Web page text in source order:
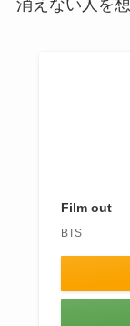
消えない人を
Film out
BTS